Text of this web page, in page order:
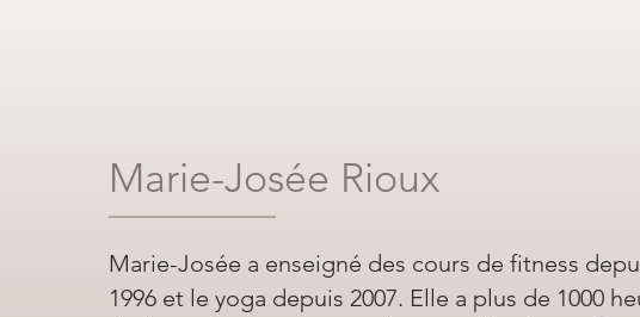
Marie-Josée Rioux
Marie-Josée a enseigné des cours de fitness
1996 et le yoga depuis 2007. Elle a plus de 1000